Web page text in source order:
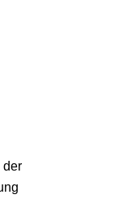
der